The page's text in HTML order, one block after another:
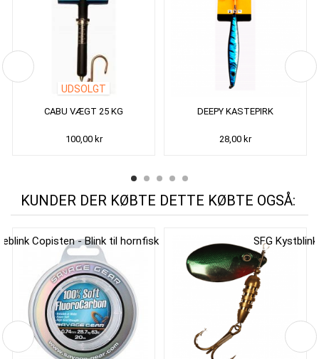
UDSOLGT
CABU VÆGT 25 KG
100,00 kr
DEEPY KASTEPIRK
28,00 kr
KUNDER DER KØBTE DETTE KØBTE OGSÅ: